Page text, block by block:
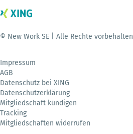
© New Work SE | Alle Rechte vorbehalten
Impressum
AGB
Datenschutz bei XING
Datenschutzerklärung
Mitgliedschaft kündigen
Tracking
Mitgliedschaften widerrufen